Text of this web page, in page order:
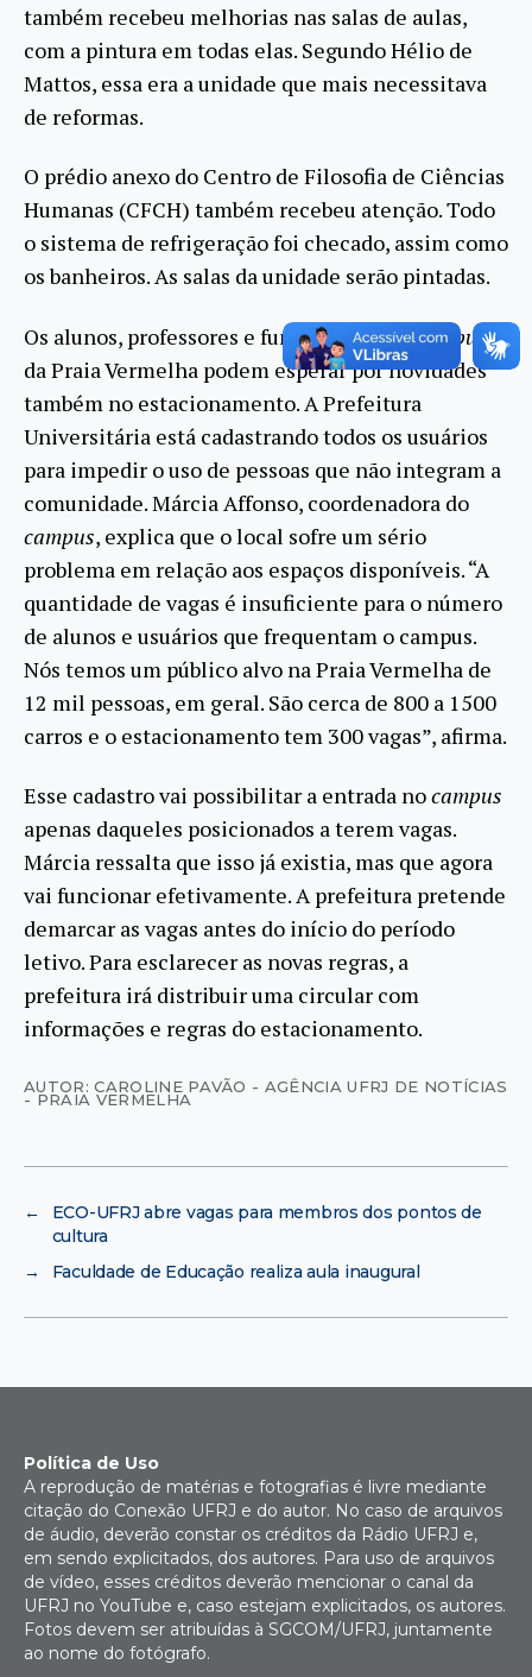
também recebeu melhorias nas salas de aulas,
com a pintura em todas elas. Segundo Hélio de
Mattos, essa era a unidade que mais necessitava
de reformas.
O prédio anexo do Centro de Filosofia de Ciências
Humanas (CFCH) também recebeu atenção. Todo
o sistema de refrigeração foi checado, assim como
os banheiros. As salas da unidade serão pintadas.
Os alunos, professores e funcionários docampus
da Praia Vermelha podem esperar por novidades
também no estacionamento. A Prefeitura
Universitária está cadastrando todos os usuários
para impedir o uso de pessoas que não integram a
comunidade. Márcia Affonso, coordenadora do
campus, explica que o local sofre um sério
problema em relação aos espaços disponíveis. “A
quantidade de vagas é insuficiente para o número
de alunos e usuários que frequentam o campus.
Nós temos um público alvo na Praia Vermelha de
12 mil pessoas, em geral. São cerca de 800 a 1500
carros e o estacionamento tem 300 vagas”, afirma.
Esse cadastro vai possibilitar a entrada nocampus
apenas daqueles posicionados a terem vagas.
Márcia ressalta que isso já existia, mas que agora
vai funcionar efetivamente. A prefeitura pretende
demarcar as vagas antes do início do período
letivo. Para esclarecer as novas regras, a
prefeitura irá distribuir uma circular com
informações e regras do estacionamento.
AUTOR: CAROLINE PAVÃO - AGÊNCIA UFRJ DE NOTÍCIAS
- PRAIA VERMELHA
←
ECO-UFRJ abre vagas para membros dos pontos de
cultura
→
Faculdade de Educação realiza aula inaugural
Política de Uso
A reprodução de matérias e fotografias é livre mediante
citação do Conexão UFRJ e do autor. No caso de arquivos
de áudio, deverão constar os créditos da Rádio UFRJ e,
em sendo explicitados, dos autores. Para uso de arquivos
de vídeo, esses créditos deverão mencionar o canal da
UFRJ no YouTube e, caso estejam explicitados, os autores.
Fotos devem ser atribuídas à SGCOM/UFRJ, juntamente
ao nome do fotógrafo.